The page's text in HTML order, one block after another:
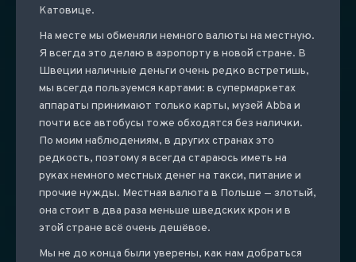
Катовице.
На месте мы обменяли немного валюты на местную.
Я всегда это делаю в аэропорту в новой стране. В
Швеции наличные деньги очень редко встретишь,
мы всегда пользуемся картами: в супермаркетах
аппараты принимают только карты, музей Abba и
почти все автобусы тоже обходятся без налички.
По моим наблюдениям, в других странах это
редкость, поэтому я всегда стараюсь иметь на
руках немного местных денег на такси, питание и
прочие нужды. Местная валюта в Польше — злотый,
она стоит в два раза меньше шведских крон и в
этой стране всё очень дешёвое.
Мы не до конца были уверены, как нам добраться